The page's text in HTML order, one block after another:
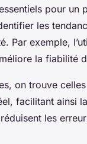
pour un
les
Par exemple,
la fiabilité
on trouve
facilitant ainsi
les